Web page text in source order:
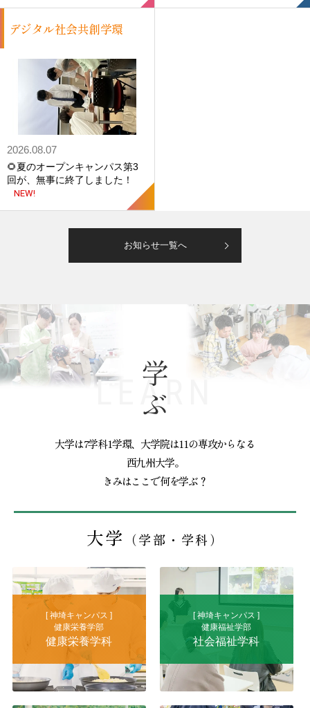
デジタル社会共創学環
2026.08.07
🌻夏のオープンキャンパス第3
回が、無事に終了しました！
NEW!
お知らせ一覧へ
学ぶ
LEARN
大学は7学科1学環、大学院は11の専攻からなる
西九州大学。
きみはここで何を学ぶ？
大学 （学部・学科）
[ 神埼キャンパス ]
健康栄養学部
健康栄養学科
[ 神埼キャンパス ]
健康福祉学部
社会福祉学科